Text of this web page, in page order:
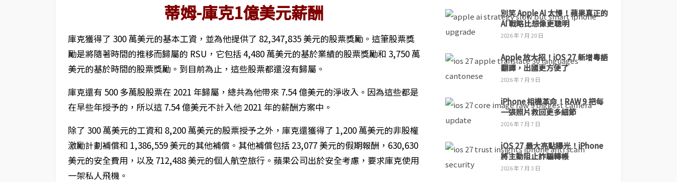
蒂姆-庫克1億美元薪酬
庫克獲得了 300 萬美元的基本工資，並為他提供了 82,347,835 美元的股票獎勵。這筆股票獎
勵是將隨著時間的推移而歸屬的 RSU，它包括 4,480 萬美元的基於業績的股票獎勵和 3,750 萬
美元的基於時間的股票獎勵。到目前為止，這些股票都還沒有歸屬。
庫克還有 500 多萬股股票在 2021 年歸屬，總共為他帶來 7.54 億美元的淨收入。因為這些都是
在早些年授予的，所以這 7.54 億美元不計入他 2021 年的薪酬方案中。
除了 300 萬美元的工資和 8,200 萬美元的股票授予之外，庫克還獲得了 1,200 萬美元的非股權
激勵計劃補償和 1,386,559 美元的其他補償。其他補償包括 23,077 美元的假期報酬，630,630
美元的安全費用，以及 712,488 美元的個人航空旅行。蘋果公司出於安全考慮，要求庫克使用
一架私人飛機。
別笑 Apple AI 太慢！蘋果真正的
AI 戰略比想像更聰明
2026 年 7 月 20 日
Apple 放大招！iOS 27 新增粵語
翻譯，出國更方便了
2026 年 7 月 9 日
iPhone 相機革命！RAW 9 把每
一張照片救回更多細節
2026 年 7 月 7 日
iOS 27 最大亮點曝光！iPhone
將主動阻止詐騙轉帳
2026 年 7 月 3 日